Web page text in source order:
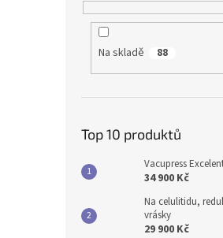
Na skladě 88
Top 10 produktů
Vacupress
34 900 Kč
Na celulitidu,
vrásky
29 900 Kč